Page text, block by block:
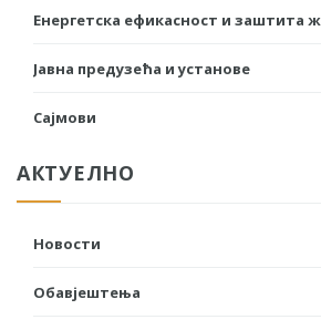
Енергетска ефикасност и заштита
Јавна предузећа и установе
Сајмови
АКТУЕЛНО
Новости
Обавјештења